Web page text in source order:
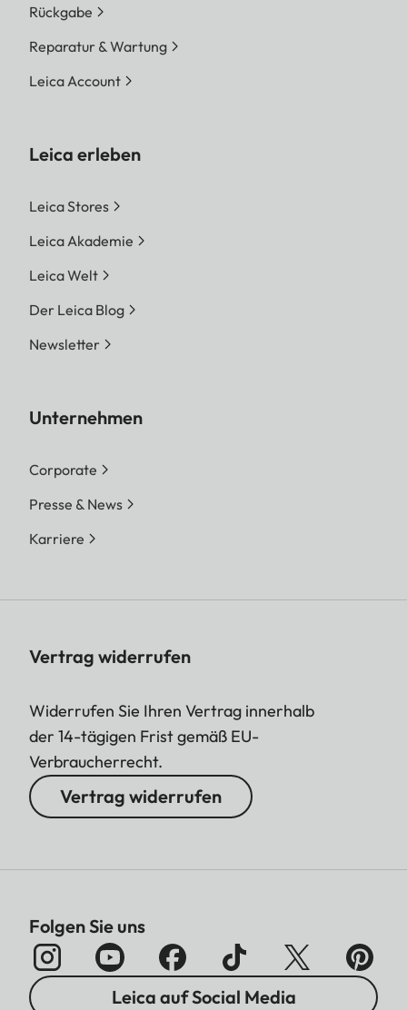
Rückgabe
Reparatur & Wartung
Leica Account
Leica erleben
Leica Stores
Leica Akademie
Leica Welt
Der Leica Blog
Newsletter
Unternehmen
Corporate
Presse & News
Karriere
Vertrag widerrufen
Widerrufen Sie Ihren Vertrag innerhalb
der 14-tägigen Frist gemäß EU-
Verbraucherrecht.
Vertrag widerrufen
Folgen Sie uns
Leica auf Social Media